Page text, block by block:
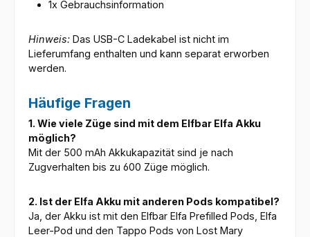
1x Gebrauchsinformation
Hinweis: Das USB-C Ladekabel ist nicht im
Lieferumfang enthalten und kann separat erworben
werden.
Häufige Fragen
1. Wie viele Züge sind mit dem Elfbar Elfa Akku
möglich?
Mit der 500 mAh Akkukapazität sind je nach
Zugverhalten bis zu 600 Züge möglich.
2. Ist der Elfa Akku mit anderen Pods kompatibel?
Ja, der Akku ist mit den Elfbar Elfa Prefilled Pods, Elfa
Leer-Pod und den Tappo Pods von Lost Mary